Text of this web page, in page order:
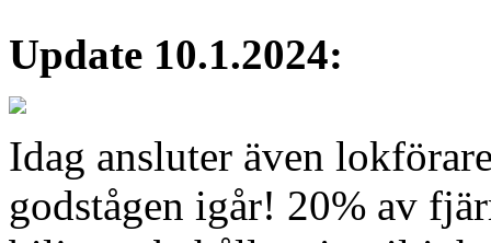
Update 10.1.2024:
Idag ansluter även
godstågen igår! 20% av